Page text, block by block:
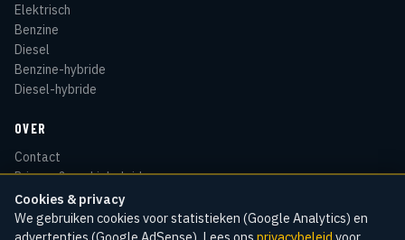
Cookies & privacy
We gebruiken cookies voor statistieken (Google Analytics) en
Elektrisch
Benzine
Diesel
Benzine-hybride
Diesel-hybride
OVER
Contact
Privacy & cookiebeleid
Disclaimer
Sitemap